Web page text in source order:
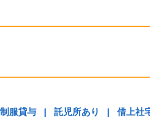
制服貸与 | 託児所あり | 借上社